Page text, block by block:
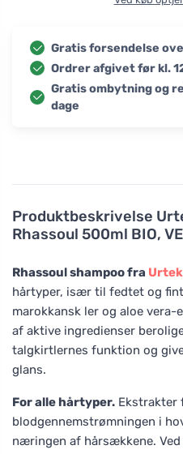
Produktbeskrivelse
Rhassoul 500ml BIO,
Rhassoul shampoo fra
hårtyper, især til fedtet og
marokkansk ler og aloe
af aktive ingredienser
talgkirtlernes funktion og
glans.
For alle hårtyper. Ekstrakter
blodgennemstrømningen i
næringen af hårsækkene.
Gratis forsendelse
Ordrer afgivet før kl.
Gratis ombytning og
dage